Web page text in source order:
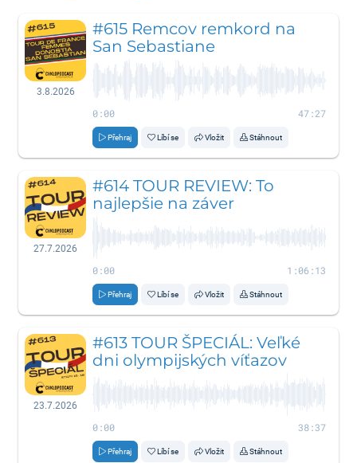
3.8.2026
#615 Remcov remkord na
San Sebastiane
0:00 47:27
Přehraj Líbí se Vložit Stáhnout
27.7.2026
#614 TOUR REVIEW: To
najlepšie na záver
0:00 1:06:13
Přehraj Líbí se Vložit Stáhnout
23.7.2026
#613 TOUR ŠPECIÁL: Veľké
dni olympijských víťazov
0:00 38:37
Přehraj Líbí se Vložit Stáhnout